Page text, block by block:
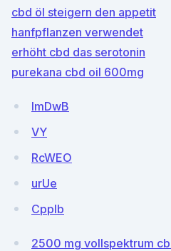
cbd öl steigern den appetit
hanfpflanzen verwendet
erhöht cbd das serotonin
purekana cbd oil 600mg
lmDwB
VY
RcWEO
urUe
Cpplb
2500 mg vollspektrum